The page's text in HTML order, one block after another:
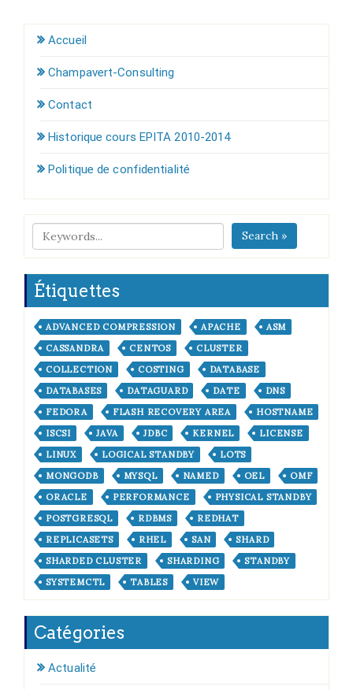
Accueil
Champavert-Consulting
Contact
Historique cours EPITA 2010-2014
Politique de confidentialité
Search »
Étiquettes
ADVANCED COMPRESSION APACHE
ASM
CASSANDRA
CENTOS
CLUSTER
COLLECTION
COSTING
DATABASE
DATABASES
DATAGUARD DATE
DNS
FEDORA
FLASH RECOVERY AREA
HOSTNAME
ISCSI
JAVA JDBC KERNEL
LICENSE
LINUX
LOGICAL STANDBY
LOTS
MONGODB
MYSQL NAMED OEL
OMF
ORACLE
PERFORMANCE
PHYSICAL STANDBY
POSTGRESQL
RDBMS
REDHAT
REPLICASETS
RHEL SAN
SHARD
SHARDED CLUSTER
SHARDING
STANDBY
SYSTEMCTL
TABLES VIEW
Catégories
Actualité